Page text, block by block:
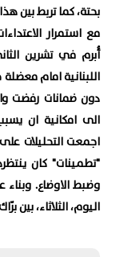
بحتة، كما تربط بين
مع استمرار
أُبرم في تشرين
اللبنانية امام
دون ضمانات رفضت
الى امكانية ان
اجمعت التحليلات
"تطمينات" كان
وضبط الاوضاع. وبناء
اليوم، الثلاثاء، بين